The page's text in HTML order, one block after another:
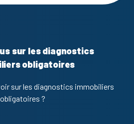
sur les diagnostics
obligatoires
sur les diagnostics immobiliers
obligatoires ?